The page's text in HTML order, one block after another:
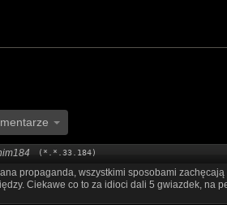
(*.*.33.184)
propaganda, wszystkimi sposobami
Ciekawe co to za idioci dali 5 gwiazdek, na